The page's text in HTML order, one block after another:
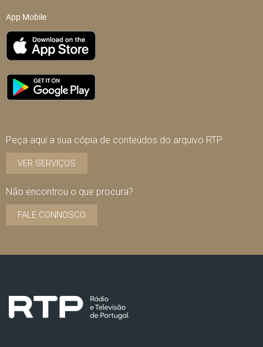
App Mobile
Peça aqui a sua cópia de conteúdos do arquivo RTP
VER SERVIÇOS
Não encontrou o que procura?
FALE CONNOSCO